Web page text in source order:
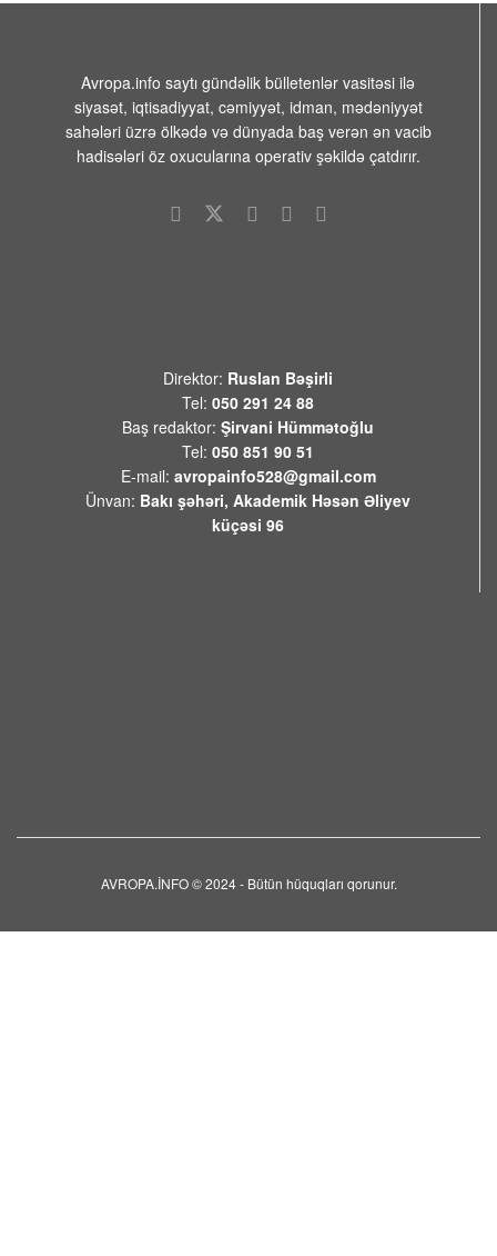
Avropa.info saytı gündəlik bülletenlər vasitəsi ilə
siyasət, iqtisadiyyat, cəmiyyət, idman, mədəniyyət
sahələri üzrə ölkədə və dünyada baş verən ən vacib
hadisələri öz oxucularına operativ şəkildə çatdırır.
Direktor: Ruslan Bəşirli
Tel: 050 291 24 88
Baş redaktor: Şirvani Hümmətoğlu
Tel: 050 851 90 51
E-mail: avropainfo528@gmail.com
Ünvan: Bakı şəhəri, Akademik Həsən Əliyev
küçəsi 96
AVROPA.İNFO © 2024 - Bütün hüquqları qorunur.